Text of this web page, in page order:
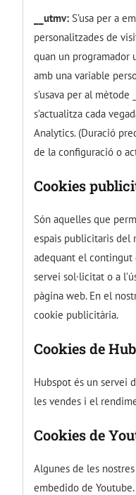
__utmv: S’usa per a
personalitzades de
quan un programador
amb una variable
s’usava per al
s’actualitza cada
Analytics. (Duració
de la configuració o
Cookies
Són aquelles que
espais publicitaris del
adequant el contingut
servei sol·licitat o a
pàgina web. En el
cookie publicitària.
Cookies de
Hubspot és un servei
les vendes i el
Cookies de
Algunes de les
embedido de